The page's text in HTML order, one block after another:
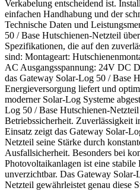
Verkabelung entscheidend ist.
einfachen Handhabung und der
Technische Daten und
50 / Base Hutschienen-Netzteil
Spezifikationen, die auf den
sind: Montageart:
AC Ausgangsspannung: 24V DC
das Gateway Solar-Log 50 / Base
Energieversorgung liefert und
moderner Solar-Log Systeme
Log 50 / Base Hutschienen-
Betriebssicherheit. Zuverlässigkeit
Einsatz zeigt das Gateway Solar-
Netzteil seine Stärke durch
Ausfallsicherheit. Besonders bei
Photovoltaikanlagen ist eine stabile
unverzichtbar. Das Gateway
Netzteil gewährleistet genau diese